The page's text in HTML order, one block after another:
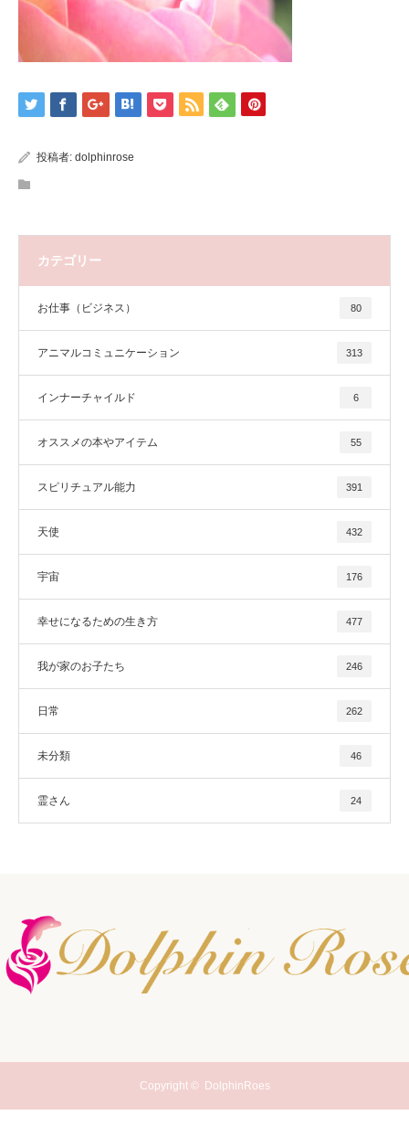
投稿者: dolphinrose
カテゴリー
お仕事（ビジネス） 80
アニマルコミュニケーション 313
インナーチャイルド 6
オススメの本やアイテム 55
スピリチュアル能力 391
天使 432
宇宙 176
幸せになるための生き方 477
我が家のお子たち 246
日常 262
未分類 46
霊さん 24
Copyright © DolphinRoes